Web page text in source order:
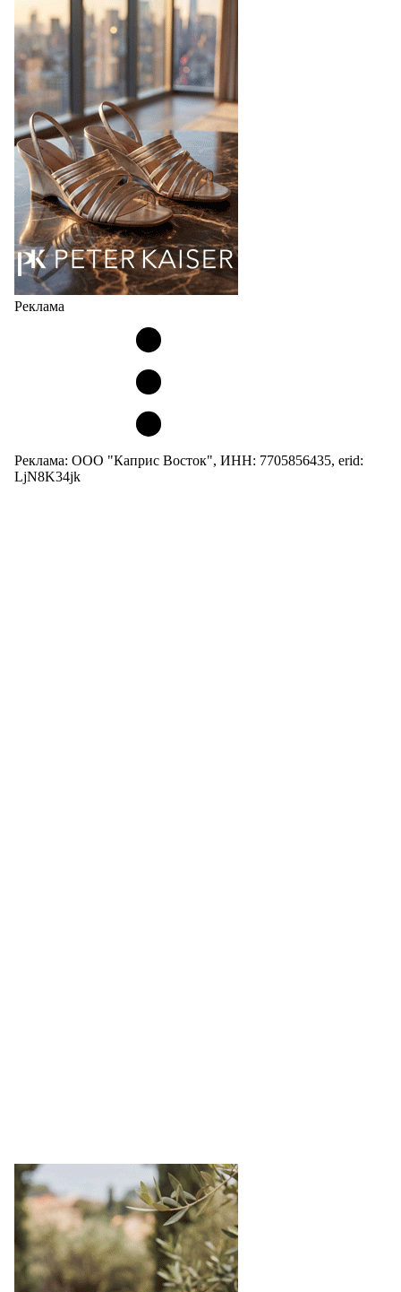
Фабрика зонтов DINIYA является одним из лидеров
продаж на рынке в России, Беларуси и других
странах СНГ. Широкий модельный ряд женских,
мужских, детских и пляжных зонтов в необычном
дизайнерском исполнении, отличается надёжностью
и высоким качеством…
05.08.2026 428
Реклама
Реклама: ООО "Каприс Восток", ИНН: 7705856435, erid:
LjN8K34jk